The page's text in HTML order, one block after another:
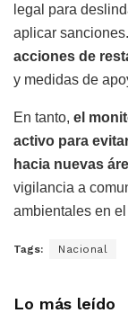
legal para
aplicar sanciones.
acciones de
y medidas de
En tanto, el
activo para
hacia nuevas
vigilancia a
ambientales en
Tags: Nacional
Lo más leído